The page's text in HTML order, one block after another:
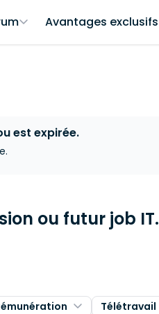
Avantages exclusifs
est expirée.
ou futur job IT.
Télétravail